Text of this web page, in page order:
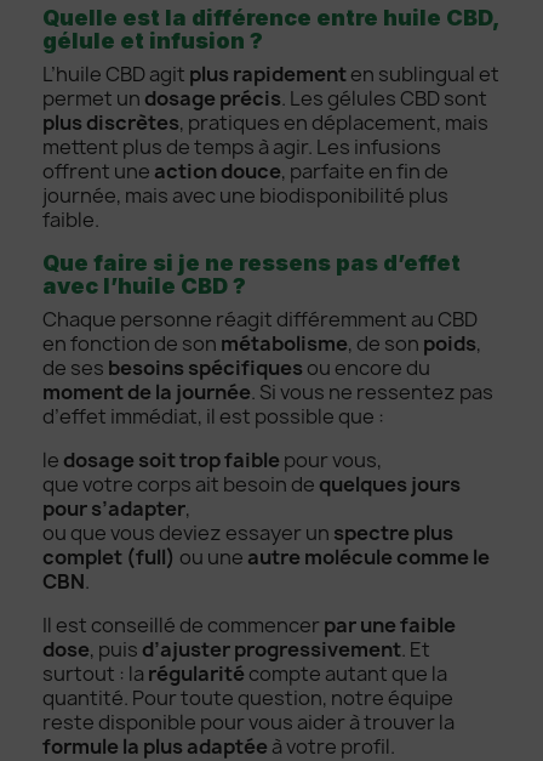
Quelle est la différence entre huile CBD,
gélule et infusion ?
L’huile CBD agit plus rapidementen sublingual et
permet un dosage précis. Les gélules CBD sont
plus discrètes, pratiques en déplacement, mais
mettent plus de temps à agir. Les infusions
offrent une action douce, parfaite en fin de
journée, mais avec une biodisponibilité plus
faible.
Que faire si je ne ressens pas d’effet
avec l’huile CBD ?
Chaque personne réagit différemment au CBD
en fonction de son métabolisme, de son poids,
de ses besoins spécifiques ou encore du
moment de la journée. Si vous ne ressentez pas
d’effet immédiat, il est possible que :
le dosage soit trop faible pour vous,
que votre corps ait besoin de quelques jours
pour s’adapter,
ou que vous deviez essayer un spectre plus
complet (full) ou une autre molécule comme le
CBN.
Il est conseillé de commencer par une faible
dose, puis d’ajuster progressivement. Et
surtout : la régularité compte autant que la
quantité. Pour toute question, notre équipe
reste disponible pour vous aider à trouver la
formule la plus adaptée à votre profil.